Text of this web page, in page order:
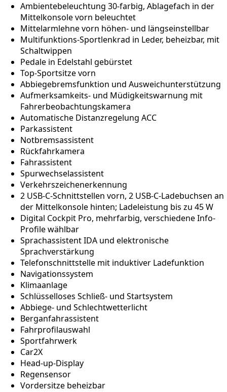
Ambientebeleuchtung 30-farbig, Ablagefach in der
Mittelkonsole vorn beleuchtet
Mittelarmlehne vorn höhen- und längseinstellbar
Multifunktions-Sportlenkrad in Leder, beheizbar, mit
Schaltwippen
Pedale in Edelstahl gebürstet
Top-Sportsitze vorn
Abbiegebremsfunktion und Ausweichunterstützung
Aufmerksamkeits- und Müdigkeitswarnung mit
Fahrerbeobachtungskamera
Automatische Distanzregelung ACC
Parkassistent
Notbremsassistent
Rückfahrkamera
Fahrassistent
Spurwechselassistent
Verkehrszeichenerkennung
2 USB-C-Schnittstellen vorn, 2 USB-C-Ladebuchsen an
der Mittelkonsole hinten; Ladeleistung bis zu 45 W
Digital Cockpit Pro, mehrfarbig, verschiedene Info-
Profile wählbar
Sprachassistent IDA und elektronische
Sprachverstärkung
Telefonschnittstelle mit induktiver Ladefunktion
Navigationssystem
Klimaanlage
Schlüsselloses Schließ- und Startsystem
Abbiege- und Schlechtwetterlicht
Berganfahrassistent
Fahrprofilauswahl
Sportfahrwerk
Car2X
Head-up-Display
Regensensor
Vordersitze beheizbar